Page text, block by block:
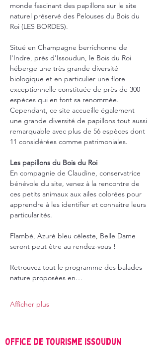
monde fascinant des papillons sur le site
naturel préservé des Pelouses du Bois du
Roi (LES BORDES).
Situé en Champagne berrichonne de
l'Indre, près d'Issoudun, le Bois du Roi
héberge une très grande diversité
biologique et en particulier une flore
exceptionnelle constituée de près de 300
espèces qui en font sa renommée.
Cependant, ce site accueille également
une grande diversité de papillons tout aussi
remarquable avec plus de 56 espèces dont
11 considérées comme patrimoniales.
Les papillons du Bois du Roi
En compagnie de Claudine, conservatrice
bénévole du site, venez à la rencontre de
ces petits animaux aux ailes colorées pour
apprendre à les identifier et connaitre leurs
particularités.
Flambé, Azuré bleu céleste, Belle Dame
seront peut être au rendez-vous !
Retrouvez tout le programme des balades
nature proposées en…
Afficher plus
Office de Tourisme Issoudun